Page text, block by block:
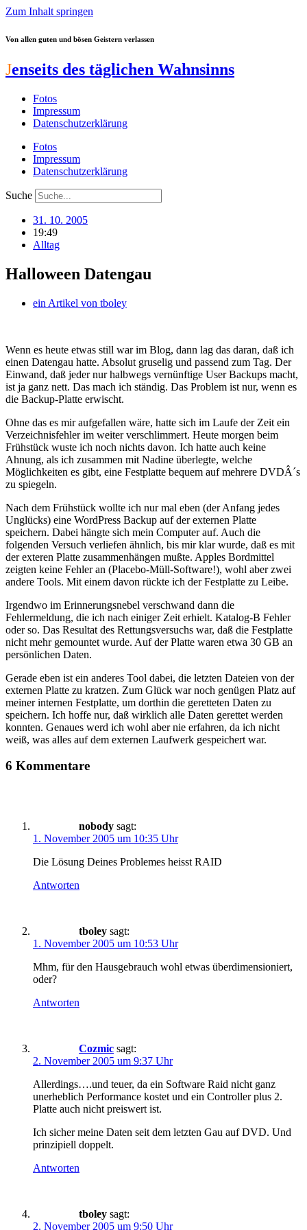
Zum Inhalt springen
Von allen guten und bösen Geistern verlassen
Jenseits des täglichen Wahnsinns
Fotos
Impressum
Datenschutzerklärung
Fotos
Impressum
Datenschutzerklärung
Suche
31. 10. 2005
19:49
Alltag
Halloween Datengau
ein Artikel von tboley
Wenn es heute etwas still war im Blog, dann lag das daran, daß ich
einen Datengau hatte. Absolut gruselig und passend zum Tag. Der
Einwand, daß jeder nur halbwegs vernünftige User Backups macht,
ist ja ganz nett. Das mach ich ständig. Das Problem ist nur, wenn es
die Backup-Platte erwischt.
Ohne das es mir aufgefallen wäre, hatte sich im Laufe der Zeit ein
Verzeichnisfehler im weiter verschlimmert. Heute morgen beim
Frühstück wuste ich noch nichts davon. Ich hatte auch keine
Ahnung, als ich zusammen mit Nadine überlegte, welche
Möglichkeiten es gibt, eine Festplatte bequem auf mehrere DVDÂ´s
zu spiegeln.
Nach dem Frühstück wollte ich nur mal eben (der Anfang jedes
Unglücks) eine WordPress Backup auf der externen Platte
speichern. Dabei hängte sich mein Computer auf. Auch die
folgenden Versuch verliefen ähnlich, bis mir klar wurde, daß es mit
der exteren Platte zusammenhängen mußte. Apples Bordmittel
zeigten keine Fehler an (Placebo-Müll-Software!), wohl aber zwei
andere Tools. Mit einem davon rückte ich der Festplatte zu Leibe.
Irgendwo im Erinnerungsnebel verschwand dann die
Fehlermeldung, die ich nach einiger Zeit erhielt. Katalog-B Fehler
oder so. Das Resultat des Rettungsversuchs war, daß die Festplatte
nicht mehr gemountet wurde. Auf der Platte waren etwa 30 GB an
persönlichen Daten.
Gerade eben ist ein anderes Tool dabei, die letzten Dateien von der
externen Platte zu kratzen. Zum Glück war noch genügen Platz auf
meiner internen Festplatte, um dorthin die geretteten Daten zu
speichern. Ich hoffe nur, daß wirklich alle Daten gerettet werden
konnten. Genaues werd ich wohl aber nie erfahren, da ich nicht
weiß, was alles auf dem externen Laufwerk gespeichert war.
6 Kommentare
nobody sagt:
1. November 2005 um 10:35 Uhr
Die Lösung Deines Problemes heisst RAID
Antworten
tboley sagt:
1. November 2005 um 10:53 Uhr
Mhm, für den Hausgebrauch wohl etwas überdimensioniert,
oder?
Antworten
Cozmic sagt:
2. November 2005 um 9:37 Uhr
Allerdings….und teuer, da ein Software Raid nicht ganz
unerheblich Performance kostet und ein Controller plus 2.
Platte auch nicht preiswert ist.
Ich sicher meine Daten seit dem letzten Gau auf DVD. Und
prinzipiell doppelt.
Antworten
tboley sagt:
2. November 2005 um 9:50 Uhr